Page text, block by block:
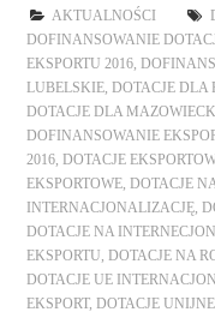
AKTUALNOŚCI
DOFINANSOWANIE
EKSPORTU 2016 ,
LUBELSKIE ,DOTACJE DLA
DOTACJE DLA
DOFINANSOWANIE
2016 ,DOTACJE
EKSPORTOWE ,DOTACJE
INTERNACJONALIZACJĘ ,
DOTACJE NA
EKSPORTU ,DOTACJE NA
DOTACJE UE
EKSPORT,DOTACJE